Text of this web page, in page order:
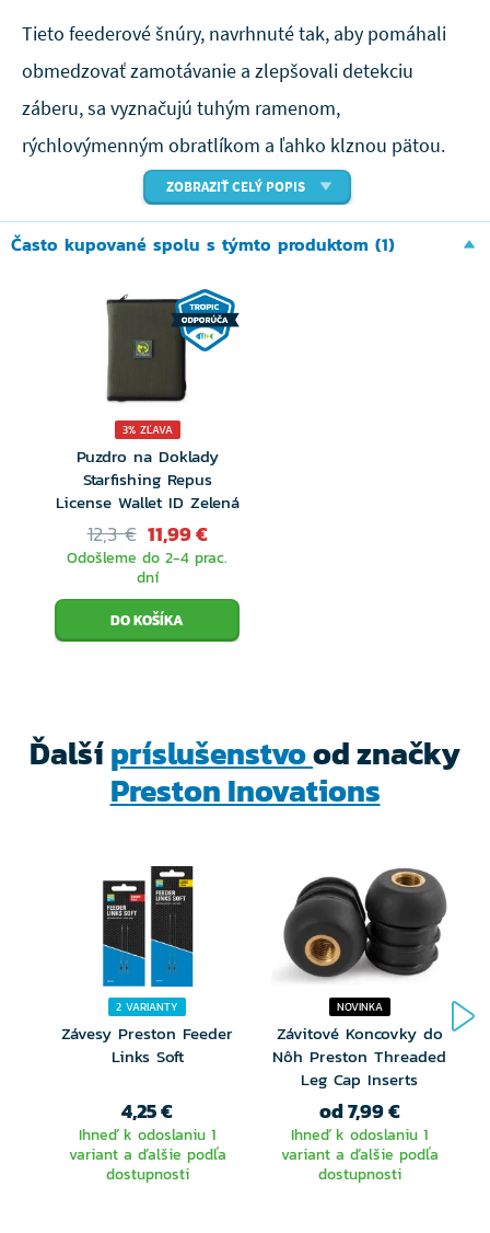
Tieto feederové šnúry, navrhnuté tak, aby pomáhali
obmedzovať zamotávanie a zlepšovali detekciu
záberu, sa vyznačujú tuhým ramenom,
rýchlovýmenným obratlíkom a ľahko klznou pätou.
K dispozícii v dvoch dĺžkach 60 mm a 80 mm
ZOBRAZIŤ CELÝ POPIS
Často kupované spolu s týmto produktom (1)
3% ZĽAVA
Puzdro na Doklady
Starfishing Repus
License Wallet ID Zelená
12,3 € 11,99 €
Odošleme do 2-4 prac.
dní
Ďalšípríslušenstvood značky
Preston Inovations
2 VARIANTY
Závesy Preston Feeder
Links Soft
4,25 €
Ihneď k odoslaniu 1
variant a ďalšie podľa
dostupnosti
NOVINKA
Závitové Koncovky do
Nôh Preston Threaded
Leg Cap Inserts
od 7,99 €
Ihneď k odoslaniu 1
variant a ďalšie podľa
dostupnosti